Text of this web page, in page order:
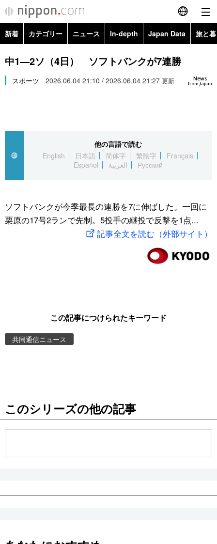
English
简体字
繁體字
العربية
社会
スポーツ・東京2020
旅と暮らし
Images
新着 カテゴリー ニュース In-depth Japan Data 旅と
政治・外交
経済・ビジネス
社会
文化
科学・技術
暮らし
Topics
Images
お知らせ
中1―2ソ（4日） ソフトバンクが7連勝
News
from Japan
スポーツ 2026.06.04 21:10 / 2026.06.04 21:27 更新
他の言語で読む
English
日本語 简体字 繁體字
Français
Español
العربية Русский
ソフトバンクが今季最長の連勝を7に伸ばした。一回に
栗原の17号2ランで先制。5投手の継投で反撃を1点...
記事全文を読む（外部サイト）
この記事につけられたキーワード
共同通信ニュース
このシリーズの他の記事